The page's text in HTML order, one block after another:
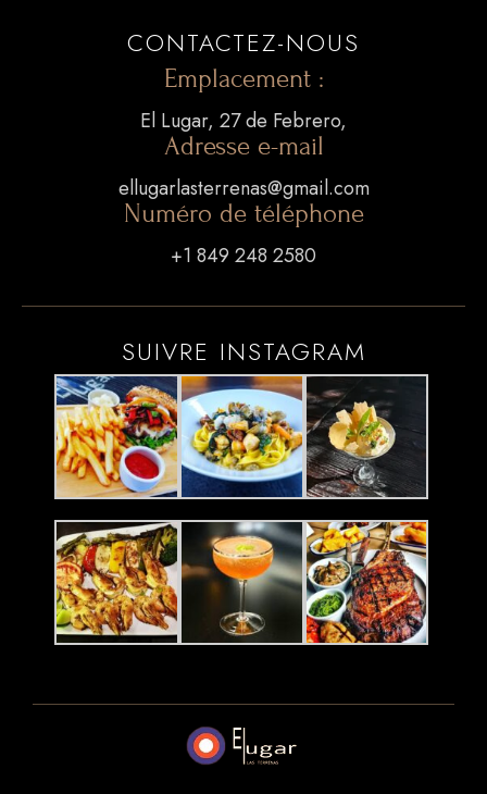
CONTACTEZ-NOUS
Emplacement :
El Lugar, 27 de Febrero,
Adresse e-mail
ellugarlasterrenas@gmail.com
Numéro de téléphone
+1 849 248 2580
SUIVRE INSTAGRAM
CONTACTEZ-NOUS
+1 849 248 2580
ellugarlasterrenas@gmail.com
NOTRE EMPLACEMENT
El Lugar, 27 de Febrero, Las Terrenas 32000